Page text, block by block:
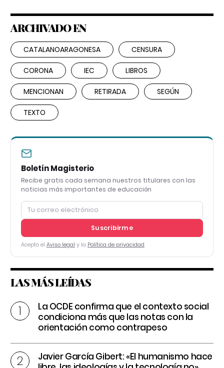
ARCHIVADO EN
CATALANOARAGONESA CENSURA
CORONA IEC LIBROS
MENCIONAN RETIRADA SEGÚN
TEXTO
Boletín Magisterio
Recibe gratis cada semana nuestros titulares con las
noticias más importantes de educación
Suscribirme
Acepto el Aviso legal y la Política de privacidad
LAS MÁS LEÍDAS
La OCDE confirma que el contexto social
condiciona más que las notas con la
orientación como contrapeso
Javier García Gibert: «El humanismo hace